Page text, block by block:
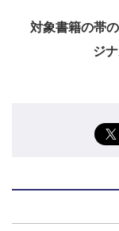
対象書籍の帯
ジ